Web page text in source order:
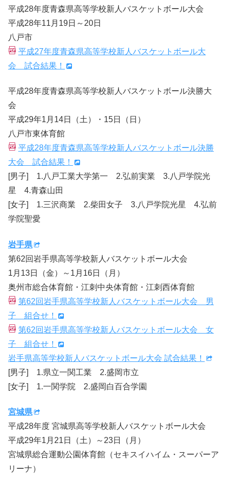
平成28年度青森県高等学校新人バスケットボール大会
平成28年11月19日～20日
八戸市
平成27年度青森県高等学校新人バスケットボール大
会 試合結果！
平成28年度青森県高等学校新人バスケットボール決勝大
会
平成29年1月14日（土）・15日（日）
八戸市東体育館
平成28年度青森県高等学校新人バスケットボール決勝
大会 試合結果！
[男子] 1.八戸工業大学第一 2.弘前実業 3.八戸学院光
星 4.青森山田
[女子] 1.三沢商業 2.柴田女子 3.八戸学院光星 4.弘前
学院聖愛
岩手県
第62回岩手県高等学校新人バスケットボール大会
1月13日（金）～1月16日（月）
奥州市総合体育館・江刺中央体育館・江刺西体育館
第62回岩手県高等学校新人バスケットボール大会 男
子 組合せ！
第62回岩手県高等学校新人バスケットボール大会 女
子 組合せ！
岩手県高等学校新人バスケットボール大会 試合結果！
[男子] 1.県立一関工業 2.盛岡市立
[女子] 1.一関学院 2.盛岡白百合学園
宮城県
平成28年度 宮城県高等学校新人バスケットボール大会
平成29年1月21日（土）～23日（月）
宮城県総合運動公園体育館（セキスイハイム・スーパーア
リーナ）